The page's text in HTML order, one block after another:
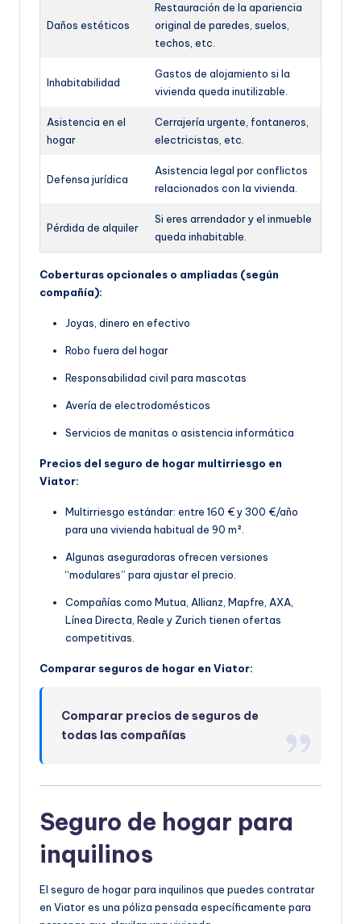
Daños estéticos
Restauración de la apariencia
original de paredes, suelos,
techos, etc.
Inhabitabilidad
Gastos de alojamiento si la
vivienda queda inutilizable.
Asistencia en el
hogar
Cerrajería urgente, fontaneros,
electricistas, etc.
Defensa jurídica
Asistencia legal por conflictos
relacionados con la vivienda.
Pérdida de alquiler
Si eres arrendador y el inmueble
queda inhabitable.
Coberturas opcionales o ampliadas (según
compañía):
Joyas, dinero en efectivo
Robo fuera del hogar
Responsabilidad civil para mascotas
Avería de electrodomésticos
Servicios de manitas o asistencia informática
Precios del seguro de hogar multirriesgo en
Viator:
Multirriesgo estándar: entre 160 € y 300 €/año
para una vivienda habitual de 90 m².
Algunas aseguradoras ofrecen versiones
“modulares” para ajustar el precio.
Compañías como Mutua, Allianz, Mapfre, AXA,
Línea Directa, Reale y Zurich tienen ofertas
competitivas.
Comparar seguros de hogar en Viator:
Comparar precios de seguros de
todas las compañías
Seguro de hogar para
inquilinos
El seguro de hogar para inquilinos que puedes contratar
en Viator es una póliza pensada específicamente para